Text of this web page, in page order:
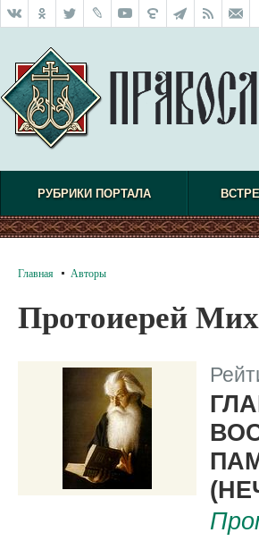
РУБРИКИ ПОРТАЛА
Главная Авторы
Протоиерей